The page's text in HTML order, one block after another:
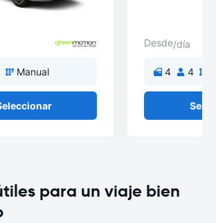
Manual
Desde/día
4 4
para un viaje bien